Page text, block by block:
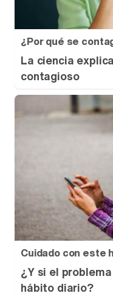
¿Por qué se
La ciencia
contagioso
Cuidado con este
¿Y si el
hábito diario?